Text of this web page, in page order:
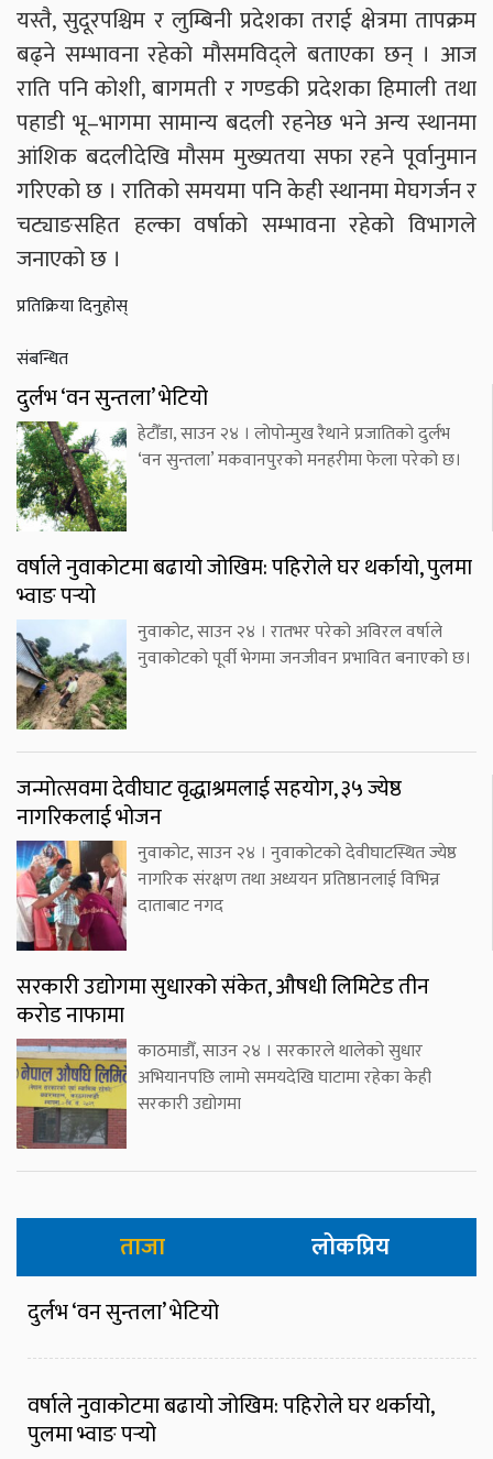
यस्तै, सुदूरपश्चिम र लुम्बिनी प्रदेशका तराई क्षेत्रमा तापक्रम
बढ्ने सम्भावना रहेको मौसमविद्ले बताएका छन् । आज
राति पनि कोशी, बागमती र गण्डकी प्रदेशका हिमाली तथा
पहाडी भू–भागमा सामान्य बदली रहनेछ भने अन्य स्थानमा
आंशिक बदलीदेखि मौसम मुख्यतया सफा रहने पूर्वानुमान
गरिएको छ । रातिको समयमा पनि केही स्थानमा मेघगर्जन र
चट्याङसहित हल्का वर्षाको सम्भावना रहेको विभागले
जनाएको छ ।
प्रतिक्रिया दिनुहोस्
संबन्धित
दुर्लभ ‘वन सुन्तला’ भेटियो
हेटौँडा, साउन २४ । लोपोन्मुख रैथाने प्रजातिको दुर्लभ
‘वन सुन्तला’ मकवानपुरको मनहरीमा फेला परेको छ।
वर्षाले नुवाकोटमा बढायो जोखिम: पहिरोले घर थर्कायो, पुलमा
भ्वाङ पर्‍यो
नुवाकोट, साउन २४ । रातभर परेको अविरल वर्षाले
नुवाकोटको पूर्वी भेगमा जनजीवन प्रभावित बनाएको छ।
जन्मोत्सवमा देवीघाट वृद्धाश्रमलाई सहयोग, ३५ ज्येष्ठ
नागरिकलाई भोजन
नुवाकोट, साउन २४ । नुवाकोटको देवीघाटस्थित ज्येष्ठ
नागरिक संरक्षण तथा अध्ययन प्रतिष्ठानलाई विभिन्न
दाताबाट नगद
सरकारी उद्योगमा सुधारको संकेत, औषधी लिमिटेड तीन
करोड नाफामा
काठमाडौँ, साउन २४ । सरकारले थालेको सुधार
अभियानपछि लामो समयदेखि घाटामा रहेका केही
सरकारी उद्योगमा
ताजा लोकप्रिय
दुर्लभ ‘वन सुन्तला’ भेटियो
वर्षाले नुवाकोटमा बढायो जोखिम: पहिरोले घर थर्कायो,
पुलमा भ्वाङ पर्‍यो